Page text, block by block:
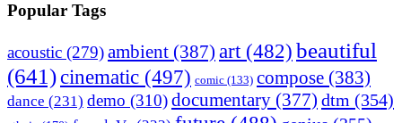
Popular Tags
acoustic (279)ambient (387) art(482) beautiful
(641)cinematic (497) comic (133) compose (383)
dance (231) demo (310)documentary (377) dtm (354)